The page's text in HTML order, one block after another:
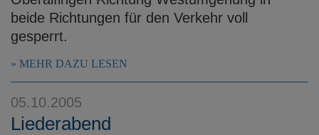
beide Richtungen für den Verkehr voll
gesperrt.
MEHR DAZU LESEN
05.10.2005
Liederabend